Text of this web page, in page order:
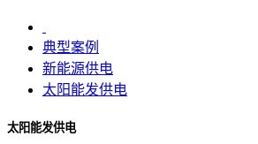
典型案例
新能源供电
太阳能发供电
太阳能发供电